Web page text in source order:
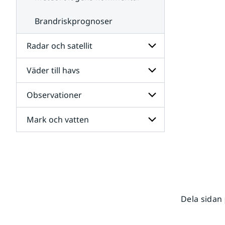
Brandriskprognoser
Radar och satellit
Undersidor
för
Radar
och
satellit
Väder till havs
Undersidor
för
Väder
till
havs
Observationer
Undersidor
för
Mark och vatten
Dela sidan